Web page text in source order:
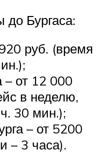
Бургаса:
руб. (время
– от 12 000
в неделю,
30 мин.);
– от 5200
– 3 часа).